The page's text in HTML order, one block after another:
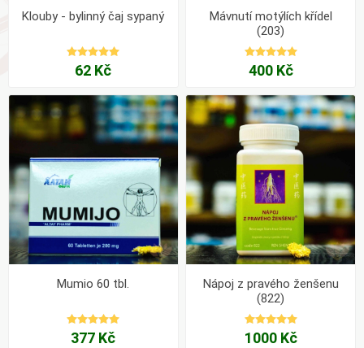
Klouby - bylinný čaj sypaný
62 Kč
Mávnutí motýlích křídel
(203)
400 Kč
Mumio 60 tbl.
377 Kč
Nápoj z pravého ženšenu
(822)
1000 Kč